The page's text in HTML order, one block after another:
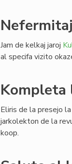
Jam de kelkaj jaroj
al specifa vizito
Kompleta
Eliris de la presejo
jarkolekton de la
koop.